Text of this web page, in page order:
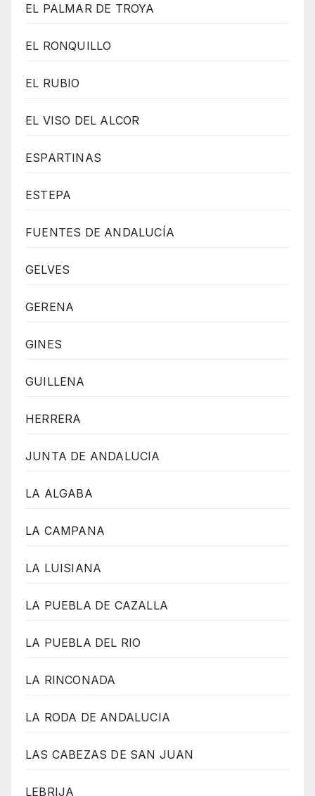
EL PALMAR DE TROYA
EL RONQUILLO
EL RUBIO
EL VISO DEL ALCOR
ESPARTINAS
ESTEPA
FUENTES DE ANDALUCÍA
GELVES
GERENA
GINES
GUILLENA
HERRERA
JUNTA DE ANDALUCIA
LA ALGABA
LA CAMPANA
LA LUISIANA
LA PUEBLA DE CAZALLA
LA PUEBLA DEL RIO
LA RINCONADA
LA RODA DE ANDALUCIA
LAS CABEZAS DE SAN JUAN
LEBRIJA